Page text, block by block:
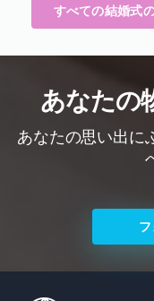
すべての結婚式
あなたの
あなたの思い出に